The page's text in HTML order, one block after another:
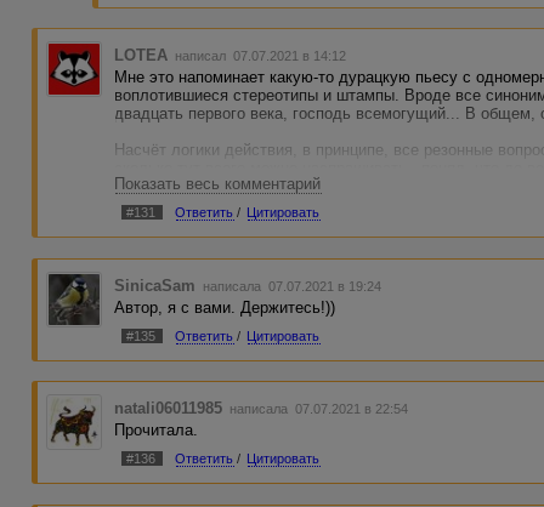
LOTEA написал 07.07.2021 в 14:12
Мне это напоминает какую-то дурацкую пьесу с
воплотившиеся стереотипы и штампы. Вроде все
двадцать первого века, господь всемогущий... В
Насчёт логики действия, в принципе, все резонные
сами.
Показать весь комментарий
#131 Ответить / Цитировать
SinicaSam написала 07.07.2021 в 19:24
Автор, я с вами. Держитесь!))
#135 Ответить / Цитировать
natali06011985 написала 07.07.2021 в 22:54
Прочитала.
#136 Ответить / Цитировать